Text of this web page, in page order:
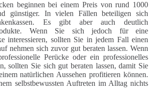
beginnen bei einem Preis von rund 1000
günstiger. In vielen Fällen beteiligen sich
Es gibt aber auch deutlich
Wenn Sie sich jedoch für eine
interessieren, sollten Sie in jedem Fall einen
nehmen sich zuvor gut beraten lassen. Wenn
Perücke oder ein professionelles
sollten Sie sich gut beraten lassen, damit Sie
natürlichen Aussehen profitieren können.
selbstbewussten Auftreten im Alltag nichts